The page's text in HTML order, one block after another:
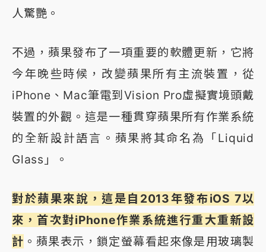
人驚艷。
不過，蘋果發布了一項重要的軟體更新，它將
今年晚些時候，改變蘋果所有主流裝置，從
iPhone、Mac筆電到Vision Pro虛擬實境頭戴
裝置的外觀。這是一種貫穿蘋果所有作業系統
的全新設計語言。蘋果將其命名為「Liquid
Glass」。
對於蘋果來說，這是自2013年發布iOS 7以
來，首次對iPhone作業系統進行重大重新設
計 。蘋果表示，鎖定螢幕看起來像是用玻璃製